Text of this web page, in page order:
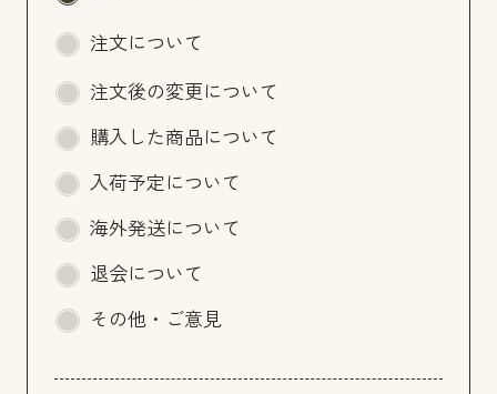
注文について
注文後の変更について
購入した商品について
入荷予定について
海外発送について
退会について
その他・ご意見